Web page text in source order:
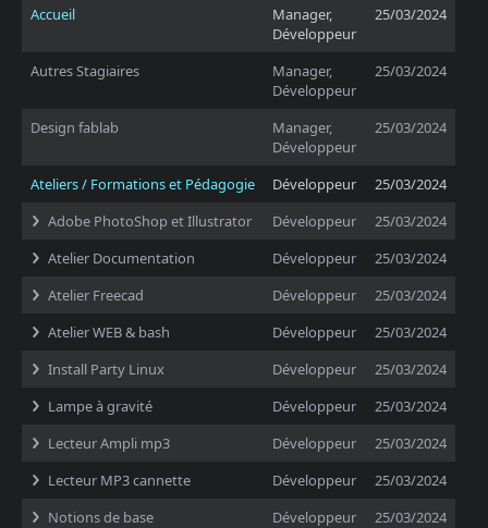
Accueil
Manager,
Développeur
25/03/2024
Autres Stagiaires
Manager,
Développeur
25/03/2024
Design fablab
Manager,
Développeur
25/03/2024
Ateliers / Formations et Pédagogie Développeur
25/03/2024
Adobe PhotoShop et Illustrator
Développeur
25/03/2024
Atelier Documentation
Développeur
25/03/2024
Atelier Freecad
Développeur
25/03/2024
Atelier WEB & bash
Développeur
25/03/2024
Install Party Linux
Développeur
25/03/2024
Lampe à gravité
Développeur
25/03/2024
Lecteur Ampli mp3
Développeur
25/03/2024
Lecteur MP3 cannette
Développeur
25/03/2024
Notions de base
Développeur
25/03/2024